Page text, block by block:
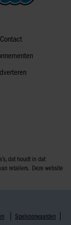
met andere
ze hebben
website blijft
Contact
dat houdt in dat
retailers. Deze website
Spelvoorwaarden